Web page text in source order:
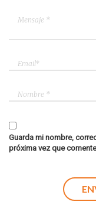
Guarda mi nombre,
próxima vez que